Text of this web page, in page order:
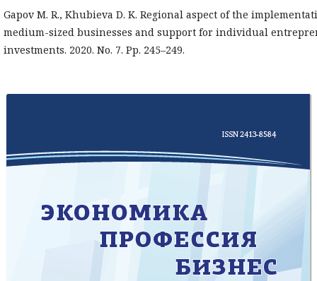
Gapov M. R., Khubieva D. K. Regional aspect of the
medium-sized businesses and support for individual
investments. 2020. No. 7. Pp. 245–249.